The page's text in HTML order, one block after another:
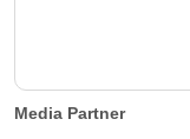
Media Partner